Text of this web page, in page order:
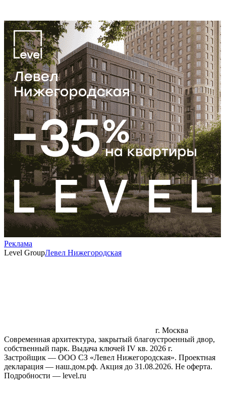
Реклама
Level GroupЛевел Нижегородская
г. Москва
Современная архитектура, закрытый благоустроенный двор,
собственный парк. Выдача ключей IV кв. 2026 г.
Застройщик — ООО СЗ «Левел Нижегородская». Проектная
декларация — наш.дом.рф. Акция до 31.08.2026. Не оферта.
Подробности — level.ru